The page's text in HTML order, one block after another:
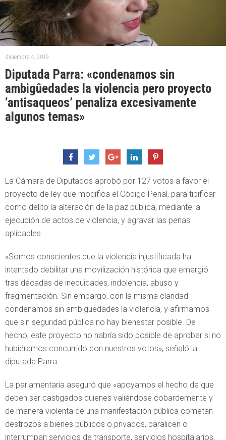
diciembre 4, 2019
Diputada Parra: «condenamos sin
ambigûedades la violencia pero proyecto
‘antisaqueos’ penaliza excesivamente
algunos temas»
La Cámara de Diputados aprobó por 127 votos a favor el
proyecto de ley que modifica el Código Penal, para tipificar
como delito la alteración de la paz pública, mediante la
ejecución de actos de violencia, y agravar las penas
aplicables.
«Somos conscientes que la violencia injustificada ha
intentado debilitar una movilización histórica que emergió
tras décadas de inequidades, indolencia, abuso y
fragmentación. Sin embargo, con la misma claridad
condenamos sin ambigüedades la violencia, y afirmamos
que sin seguridad pública no hay bienestar posible. De
hecho, este proyecto no habría sido posible de aprobar si no
hubiéramos concurrido con nuestros votos», señaló la
diputada Parra.
La parlamentaria aseguró que «apoyamos el hecho de que
deben ser castigados quienes valiéndose cobardemente y
de manera violenta de una manifestación pública cometan
destrozos a bienes públicos o privados, paralicen o
interrumpan servicios de transporte, servicios hospitalarios,